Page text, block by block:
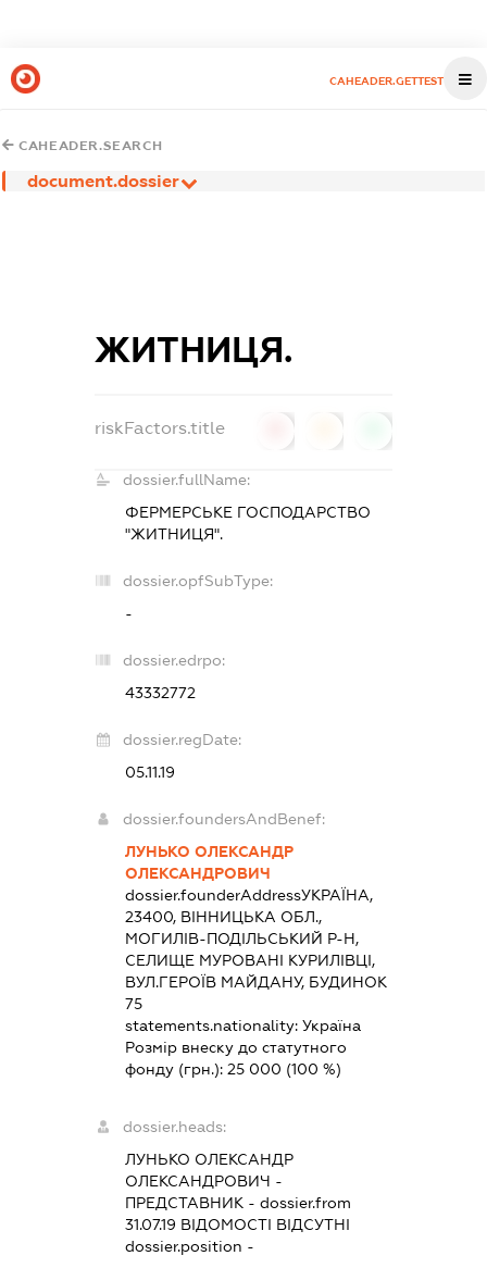
CAHEADER.GETTEST
CAHEADER.SEARCH
document.dossier
ЖИТНИЦЯ.
riskFactors.title
dossier.fullName:
ФЕРМЕРСЬКЕ ГОСПОДАРСТВО
"ЖИТНИЦЯ".
dossier.opfSubType:
-
dossier.edrpo:
43332772
dossier.regDate:
05.11.19
dossier.foundersAndBenef:
ЛУНЬКО ОЛЕКСАНДР
ОЛЕКСАНДРОВИЧ
dossier.founderAddressУКРАЇНА,
23400, ВІННИЦЬКА ОБЛ.,
МОГИЛІВ-ПОДІЛЬСЬКИЙ Р-Н,
СЕЛИЩЕ МУРОВАНІ КУРИЛІВЦІ,
ВУЛ.ГЕРОЇВ МАЙДАНУ, БУДИНОК
75
statements.nationality: Україна
Розмір внеску до статутного
фонду (грн.): 25 000 (100 %)
dossier.heads:
ЛУНЬКО ОЛЕКСАНДР
ОЛЕКСАНДРОВИЧ -
ПРЕДСТАВНИК - dossier.from
31.07.19 ВІДОМОСТІ ВІДСУТНІ
dossier.position -